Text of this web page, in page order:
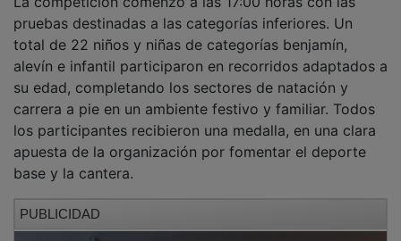
pruebas destinadas a las categorías inferiores. Un
total de 22 niños y niñas de categorías benjamín,
alevín e infantil participaron en recorridos adaptados a
su edad, completando los sectores de natación y
carrera a pie en un ambiente festivo y familiar. Todos
los participantes recibieron una medalla, en una clara
apuesta de la organización por fomentar el deporte
base y la cantera.